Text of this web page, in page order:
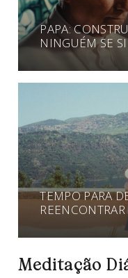
PAPA:
NINGUÉM SE
TEMPO PARA
Meditação